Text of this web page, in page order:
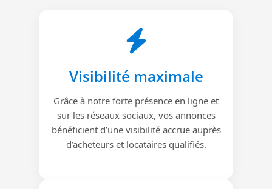
Visibilité maximale
Grâce à notre forte présence en ligne et
sur les réseaux sociaux, vos annonces
bénéficient d’une visibilité accrue auprès
d’acheteurs et locataires qualifiés.